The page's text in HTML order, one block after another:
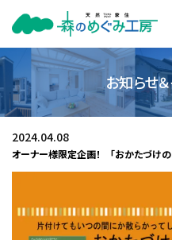
お知らせ
2024.04.08
オーナー様限定企画！ 「おかたづけの